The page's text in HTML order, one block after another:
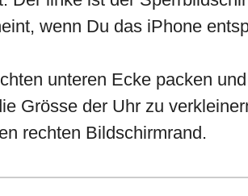
wenn Du das iPhone
unteren Ecke packen
Grösse der Uhr zu
rechten Bildschirmrand.